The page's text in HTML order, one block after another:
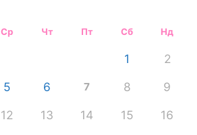
Ср Чт Пт Сб Нд
1 2
5 6 7 8 9
12 13 14 15 16